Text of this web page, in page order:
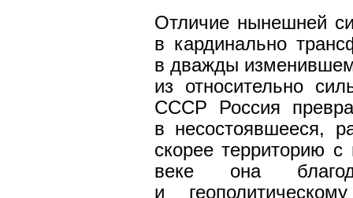
Отличие нынешней
в кардинально
в дважды
из относительно
СССР Россия
в несостоявшееся,
скорее территорию
веке она
и